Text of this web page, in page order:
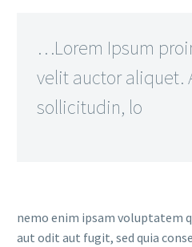
…Lorem Ipsum
velit auctor aliquet.
sollicitudin, lo
nemo enim ipsam voluptatem
aut odit aut fugit, sed quia